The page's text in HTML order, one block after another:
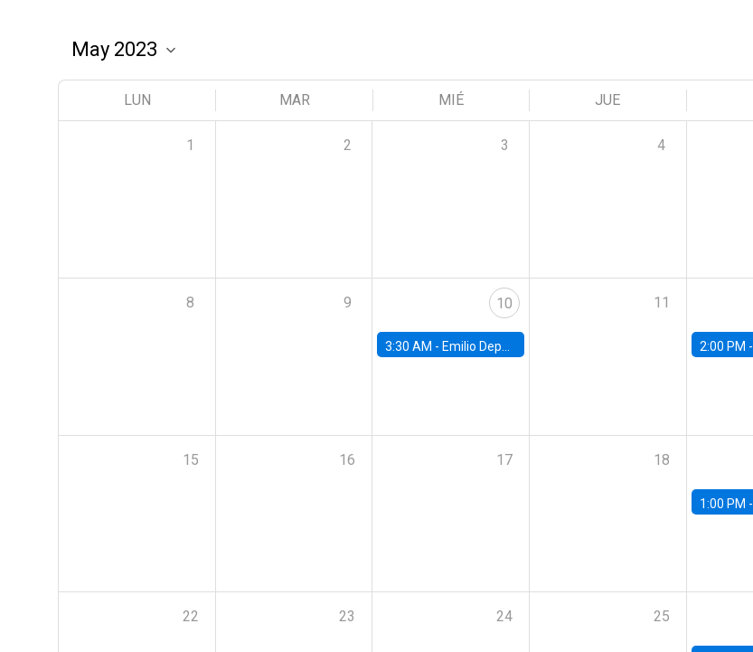
LUN MAR MIÉ JUE
1 2 3 4
8 9 10
3:30 AM - Emilio Depetris-Chauvín, Universidad Católica
11
2:00 PM -
15 16 17 18
1:00 PM -
22 23 24 25